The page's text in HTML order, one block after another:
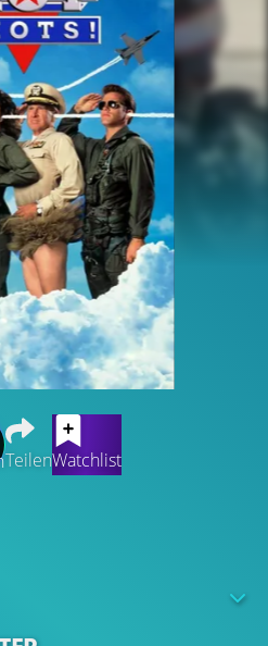
TeilenWatchlist
Admirals